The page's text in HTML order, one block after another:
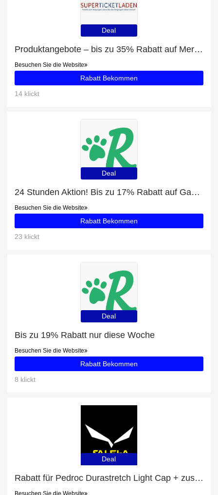
Deal
Produktangebote – bis zu 35% Rabatt auf Merrily We Roll Along tickets
Besuchen Sie die Website
Rabatt Bekommen
14 klickt
Deal
24 Stunden Aktion! Bis zu 17% Rabatt auf Gassi-Service Satow
Besuchen Sie die Website
Rabatt Bekommen
23 klickt
Deal
Bis zu 19% Rabatt nur diese Woche
Besuchen Sie die Website
Rabatt Bekommen
8 klickt
Deal
Rabatt für Pedroc Durastretch Light Cap + zusätzlicher 13%-Rabattgutschein
Besuchen Sie die Website